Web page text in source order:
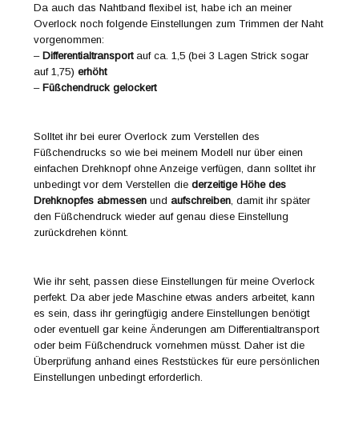
Da auch das Nahtband flexibel ist, habe ich an meiner
Overlock noch folgende Einstellungen zum Trimmen der Naht
vorgenommen:
– Differentialtransportauf ca. 1,5 (bei 3 Lagen Strick sogar
auf 1,75) erhöht
– Füßchendruck gelockert
Solltet ihr bei eurer Overlock zum Verstellen des
Füßchendrucks so wie bei meinem Modell nur über einen
einfachen Drehknopf ohne Anzeige verfügen, dann solltet ihr
unbedingt vor dem Verstellen diederzeitige Höhe des
Drehknopfes abmessen undaufschreiben , damit ihr später
den Füßchendruck wieder auf genau diese Einstellung
zurückdrehen könnt.
Wie ihr seht, passen diese Einstellungen für meine Overlock
perfekt. Da aber jede Maschine etwas anders arbeitet, kann
es sein, dass ihr geringfügig andere Einstellungen benötigt
oder eventuell gar keine Änderungen am Differentialtransport
oder beim Füßchendruck vornehmen müsst. Daher ist die
Überprüfung anhand eines Reststückes für eure persönlichen
Einstellungen unbedingt erforderlich.